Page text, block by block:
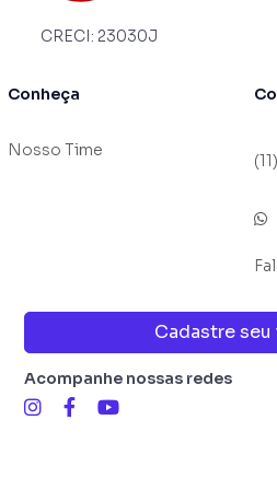
Salão de festas
Churrasqueira
Quadra poliesportiva
Espaço infantil
Feira livre semanal exclusiva
sair de casa.
O Bonsucesso é uma das regiões
CRECI: 23030J
Conheça
Nosso Time
Cadastre
Acompanhe nossas redes